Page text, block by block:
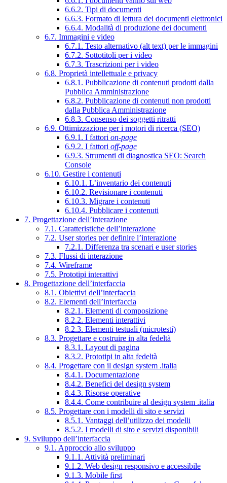
6.6.2. Tipi di documenti
6.6.3. Formato di lettura dei documenti elettronici
6.6.4. Modalità di produzione dei documenti
6.7. Immagini e video
6.7.1. Testo alternativo (alt text) per le immagini
6.7.2. Sottotitoli per i video
6.7.3. Trascrizioni per i video
6.8. Proprietà intellettuale e privacy
6.8.1. Pubblicazione di contenuti prodotti dalla
Pubblica Amministrazione
6.8.2. Pubblicazione di contenuti non prodotti
dalla Pubblica Amministrazione
6.8.3. Consenso dei soggetti ritratti
6.9. Ottimizzazione per i motori di ricerca (SEO)
6.9.1. I fattori on-page
6.9.2. I fattori off-page
6.9.3. Strumenti di diagnostica SEO: Search
Console
6.10. Gestire i contenuti
6.10.1. L’inventario dei contenuti
6.10.2. Revisionare i contenuti
6.10.3. Migrare i contenuti
6.10.4. Pubblicare i contenuti
7. Progettazione dell’interazione
7.1. Caratteristiche dell’interazione
7.2. User stories per definire l’interazione
7.2.1. Differenza tra scenari e user stories
7.3. Flussi di interazione
7.4. Wireframe
7.5. Prototipi interattivi
8. Progettazione dell’interfaccia
8.1. Obiettivi dell’interfaccia
8.2. Elementi dell’interfaccia
8.2.1. Elementi di composizione
8.2.2. Elementi interattivi
8.2.3. Elementi testuali (microtesti)
8.3. Progettare e costruire in alta fedeltà
8.3.1. Layout di pagina
8.3.2. Prototipi in alta fedeltà
8.4. Progettare con il design system .italia
8.4.1. Documentazione
8.4.2. Benefici del design system
8.4.3. Risorse operative
8.4.4. Come contribuire al design system .italia
8.5. Progettare con i modelli di sito e servizi
8.5.1. Vantaggi dell’utilizzo dei modelli
8.5.2. I modelli di sito e servizi disponibili
9. Sviluppo dell’interfaccia
9.1. Approccio allo sviluppo
9.1.1. Attività preliminari
9.1.2. Web design responsivo e accessibile
9.1.3. Mobile first